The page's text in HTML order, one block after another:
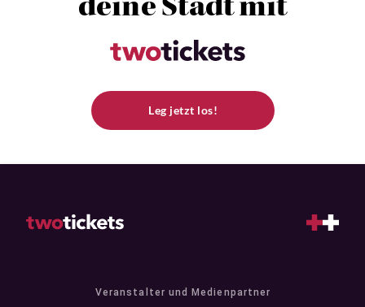
deine Stadt mit
Leg jetzt los!
Veranstalter und Medienpartner